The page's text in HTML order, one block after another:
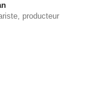
producteur